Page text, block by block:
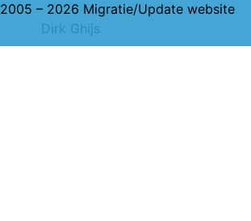
– 2026 Migratie/Update website
Dirk Ghijs